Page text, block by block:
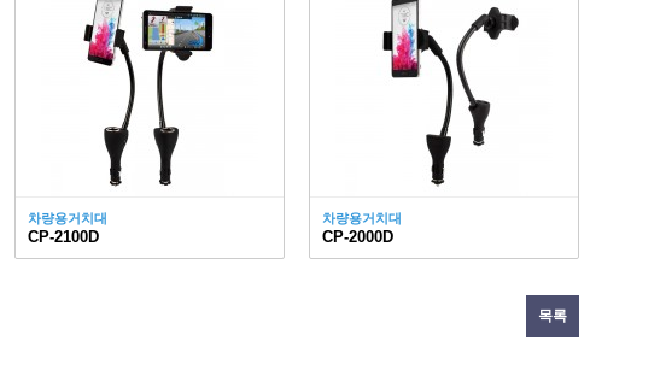
차량용거치대
CP-2100D
차량용거치대
CP-2000D
목록